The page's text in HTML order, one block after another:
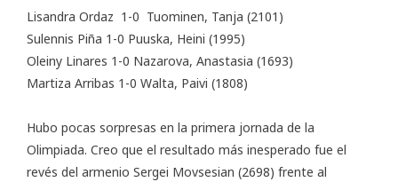
Lisandra Ordaz 1-0 Tuominen, Tanja (2101)
Sulennis Piña 1-0 Puuska, Heini (1995)
Oleiny Linares 1-0 Nazarova, Anastasia (1693)
Martiza Arribas 1-0 Walta, Paivi (1808)
Hubo pocas sorpresas en la primera jornada de la
Olimpiada. Creo que el resultado más inesperado fue el
revés del armenio Sergei Movsesian (2698) frente al